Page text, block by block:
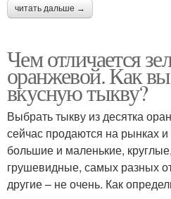
читать дальше →
Чем отличается
оранжевой. Как
вкусную тыкву?
Выбрать тыкву из десятка
сейчас продаются на рынках
большие и маленькие,
грушевидные, самых разных
другие – не очень. Как